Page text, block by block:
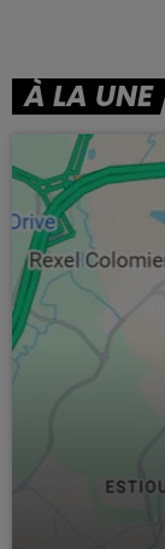
À LA UNE